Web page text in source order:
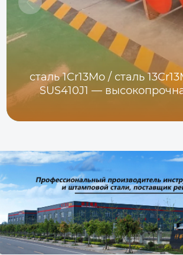
сталь 1Cr13Mo / сталь
SUS410J1 —